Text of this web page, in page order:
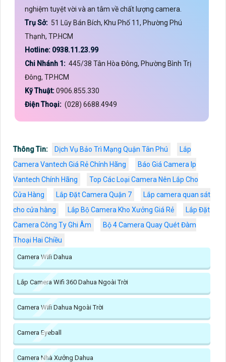
nghiệm tuyệt vời và an tâm về chất lượng camera.
Trụ Sở: 51 Lũy Bán Bích, Khu Phố 11, Phường Phú
Thạnh, TP.HCM
Hotline: 0938.11.23.99
Chi Nhánh 1: 445/38 Tân Hòa Đông, Phường Bình Trị
Đông, TP.HCM
Kỹ Thuật:0906.855.330
Điện Thoại: (028) 6688.4949
Thông Tin: Dịch Vụ Bảo Trì Mạng Quận Tân Phú
Lắp
Camera Vantech Giá Rẻ Chính Hãng
Báo Giá Camera Ip
Vantech Chính Hãng
Top Các Loại Camera Nên Lắp Cho
Cửa Hàng
Lắp Đặt Camera Quận 7
Lắp camera quan sát
cho cửa hàng
Lắp Bộ Camera Kho Xưởng Giá Rẻ
Lắp Đặt
Camera Công Ty Ghi Âm
Bộ 4 Camera Quay Quét Đàm
Thoại Hai Chiều
Camera Wifi Dahua
Lắp Camera Wifi 360 Dahua Ngoài Trời
Camera Wifi Dahua Ngoài Trời
Camera Eyeball
Camera Nhà Xưởng Dahua